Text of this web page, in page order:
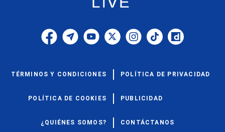
TÉRMINOS Y CONDICIONES POLÍTICA DE PRIVACIDAD
POLÍTICA DE COOKIES PUBLICIDAD
¿QUIÉNES SOMOS? CONTÁCTANOS